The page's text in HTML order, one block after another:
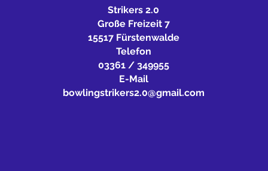
Strikers 2.0
Große Freizeit 7
15517 Fürstenwalde
Telefon
03361 / 349955
E-Mail
bowlingstrikers2.0@gmail.com